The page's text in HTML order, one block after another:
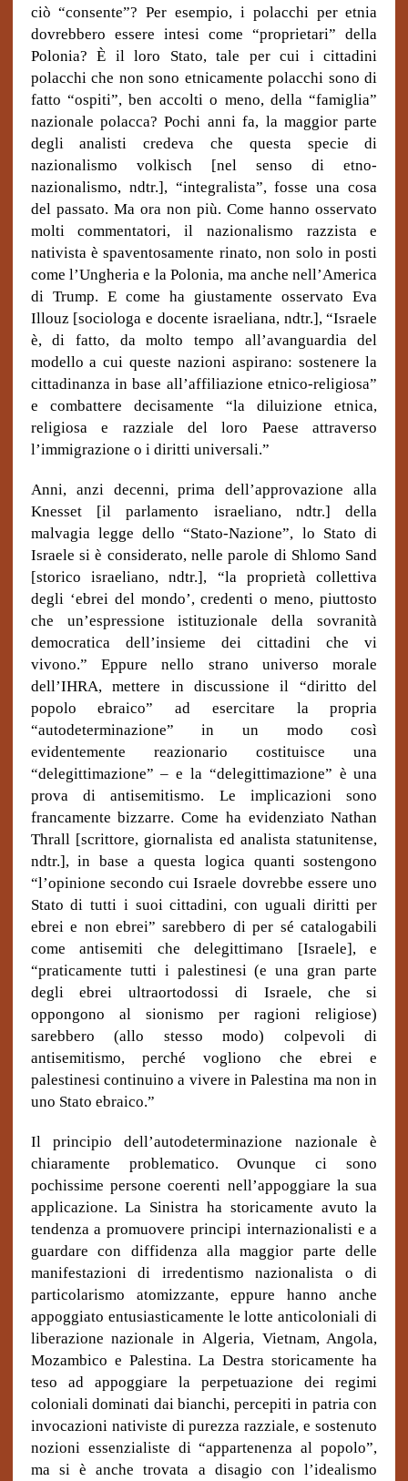
ciò “consente”? Per esempio, i polacchi per etnia
dovrebbero essere intesi come “proprietari” della
Polonia? È il loro Stato, tale per cui i cittadini
polacchi che non sono etnicamente polacchi sono di
fatto “ospiti”, ben accolti o meno, della “famiglia”
nazionale polacca? Pochi anni fa, la maggior parte
degli analisti credeva che questa specie di
nazionalismo volkisch [nel senso di etno-
nazionalismo, ndtr.], “integralista”, fosse una cosa
del passato. Ma ora non più. Come hanno osservato
molti commentatori, il nazionalismo razzista e
nativista è spaventosamente rinato, non solo in posti
come l’Ungheria e la Polonia, ma anche nell’America
di Trump. E come ha giustamente osservato Eva
Illouz [sociologa e docente israeliana, ndtr.], “Israele
è, di fatto, da molto tempo all’avanguardia del
modello a cui queste nazioni aspirano: sostenere la
cittadinanza in base all’affiliazione etnico-religiosa”
e combattere decisamente “la diluizione etnica,
religiosa e razziale del loro Paese attraverso
l’immigrazione o i diritti universali.”
Anni, anzi decenni, prima dell’approvazione alla
Knesset [il parlamento israeliano, ndtr.] della
malvagia legge dello “Stato-Nazione”, lo Stato di
Israele si è considerato, nelle parole di Shlomo Sand
[storico israeliano, ndtr.], “la proprietà collettiva
degli ‘ebrei del mondo’, credenti o meno, piuttosto
che un’espressione istituzionale della sovranità
democratica dell’insieme dei cittadini che vi
vivono.” Eppure nello strano universo morale
dell’IHRA, mettere in discussione il “diritto del
popolo ebraico” ad esercitare la propria
“autodeterminazione” in un modo così
evidentemente reazionario costituisce una
“delegittimazione” – e la “delegittimazione” è una
prova di antisemitismo. Le implicazioni sono
francamente bizzarre. Come ha evidenziato Nathan
Thrall [scrittore, giornalista ed analista statunitense,
ndtr.], in base a questa logica quanti sostengono
“l’opinione secondo cui Israele dovrebbe essere uno
Stato di tutti i suoi cittadini, con uguali diritti per
ebrei e non ebrei” sarebbero di per sé catalogabili
come antisemiti che delegittimano [Israele], e
“praticamente tutti i palestinesi (e una gran parte
degli ebrei ultraortodossi di Israele, che si
oppongono al sionismo per ragioni religiose)
sarebbero (allo stesso modo) colpevoli di
antisemitismo, perché vogliono che ebrei e
palestinesi continuino a vivere in Palestina ma non in
uno Stato ebraico.”
Il principio dell’autodeterminazione nazionale è
chiaramente problematico. Ovunque ci sono
pochissime persone coerenti nell’appoggiare la sua
applicazione. La Sinistra ha storicamente avuto la
tendenza a promuovere principi internazionalisti e a
guardare con diffidenza alla maggior parte delle
manifestazioni di irredentismo nazionalista o di
particolarismo atomizzante, eppure hanno anche
appoggiato entusiasticamente le lotte anticoloniali di
liberazione nazionale in Algeria, Vietnam, Angola,
Mozambico e Palestina. La Destra storicamente ha
teso ad appoggiare la perpetuazione dei regimi
coloniali dominati dai bianchi, percepiti in patria con
invocazioni nativiste di purezza razziale, e sostenuto
nozioni essenzialiste di “appartenenza al popolo”,
ma si è anche trovata a disagio con l’idealismo